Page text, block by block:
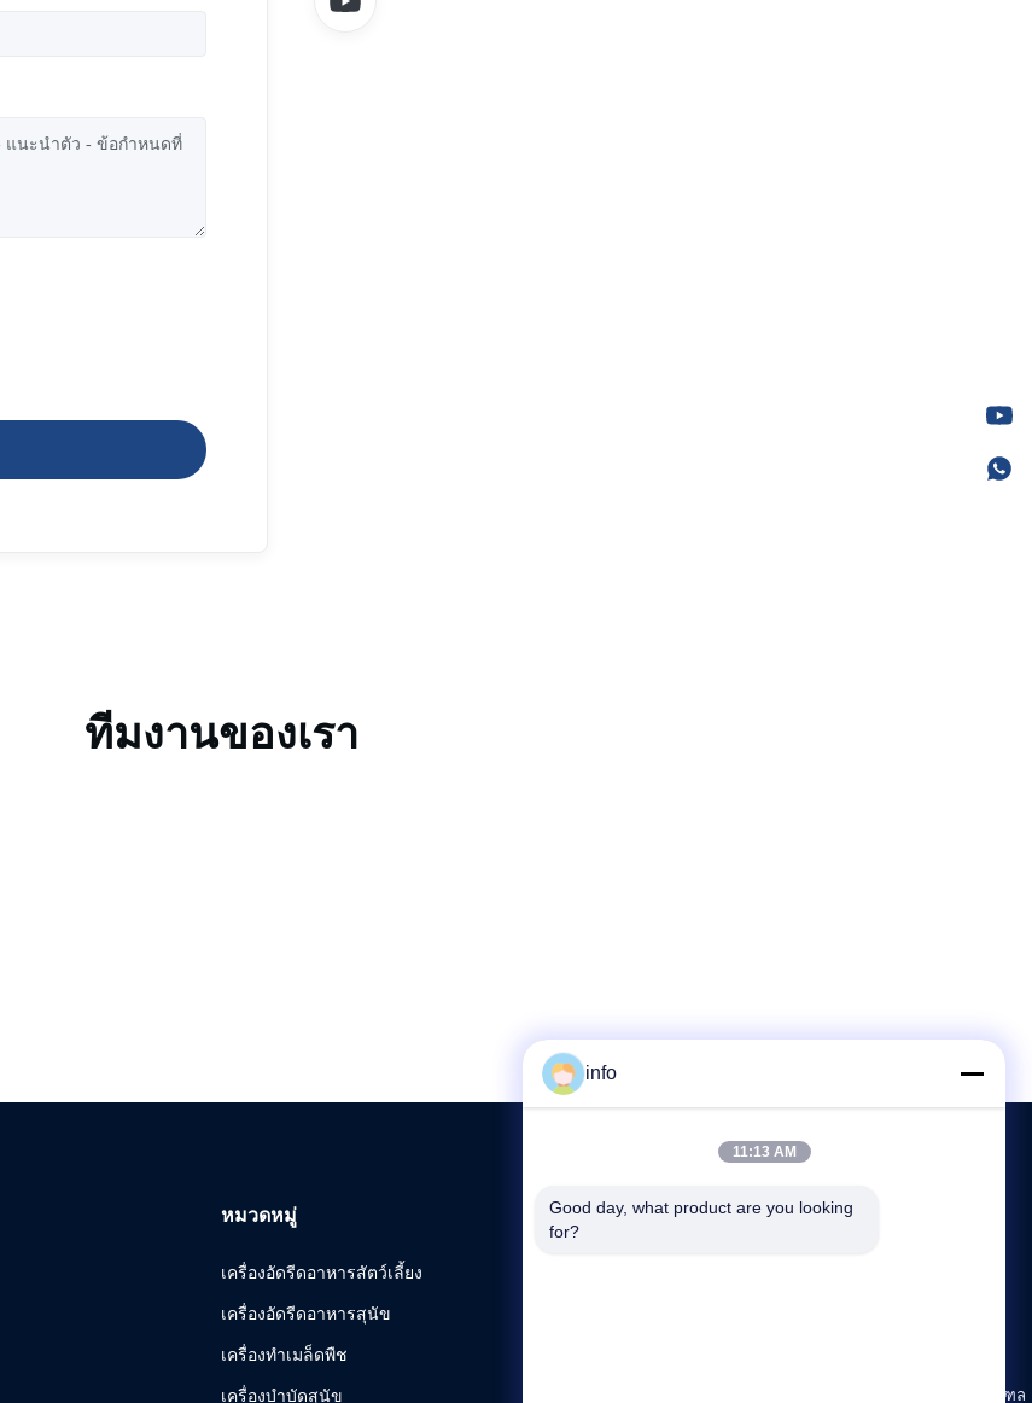
ทีมงานของเรา
หมวดหมู่
เครื่องอัดรีดอาหารสัตว์เลี้ยง
เครื่องอัดรีดอาหารสุนัข
เครื่องทําเมล็ดพืช
เครื่องบำบัดสุนัข
ติดต่อเรา
ชั้น 25 ศูนย์การค้า Huafu เขตเหวินเฟิง เมืองอันหยาง มณฑล
info
11:13 AM
Good day, what product are you looking
for?